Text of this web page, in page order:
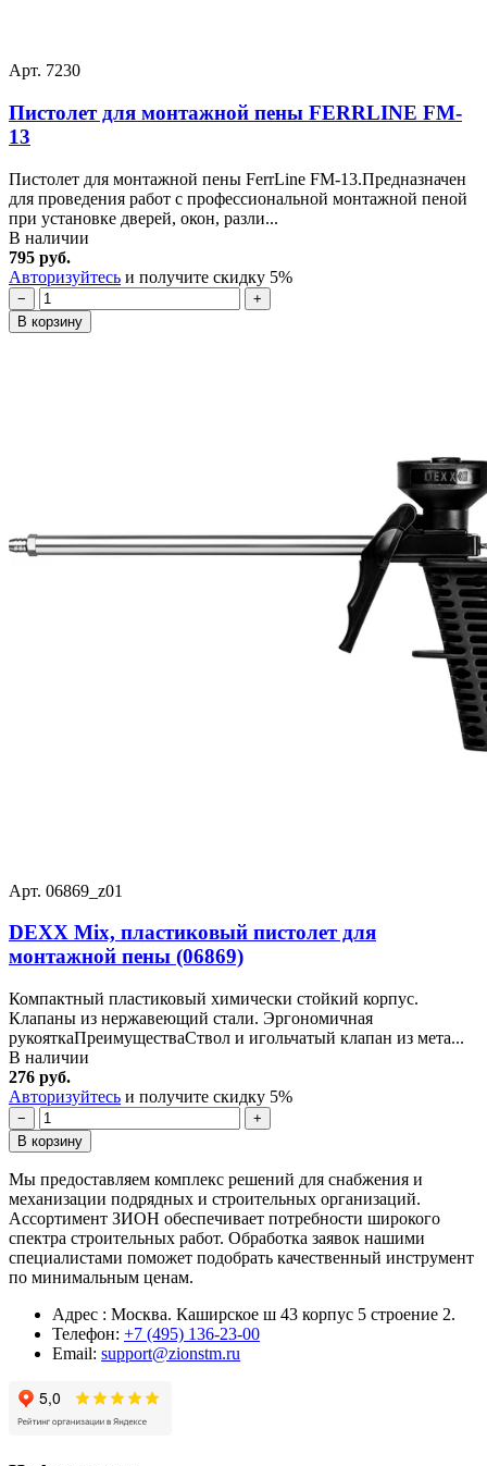
Арт. 7230
Пистолет для монтажной пены FERRLINE FM-
13
Пистолет для монтажной пены FerrLine FM-13.Предназначен
для проведения работ с профессиональной монтажной пеной
при установке дверей, окон, разли...
В наличии
795 руб.
Авторизуйтесь и получите скидку 5%
−
+
В корзину
Арт. 06869_z01
DEXX Mix, пластиковый пистолет для
монтажной пены (06869)
Компактный пластиковый химически стойкий корпус.
Клапаны из нержавеющий стали. Эргономичная
рукояткаПреимуществаСтвол и игольчатый клапан из мета...
В наличии
276 руб.
Авторизуйтесь и получите скидку 5%
−
+
В корзину
Мы предоставляем комплекс решений для снабжения и
механизации подрядных и строительных организаций.
Ассортимент ЗИОН обеспечивает потребности широкого
спектра строительных работ. Обработка заявок нашими
специалистами поможет подобрать качественный инструмент
по минимальным ценам.
Адрес : Москва. Каширское ш 43 корпус 5 строение 2.
Телефон: +7 (495) 136-23-00
Email: support@zionstm.ru